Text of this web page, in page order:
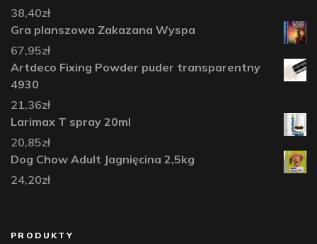
38,40zł
Gra planszowa Zakazana Wyspa
67,95zł
Artdeco Fixing Powder puder transparentny
4930
21,36zł
Larimax T spray 20ml
20,85zł
Dog Chow Adult Jagnięcina 2,5kg
24,20zł
PRODUKTY